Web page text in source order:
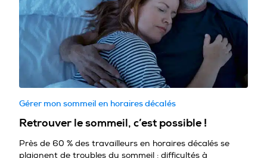
Gérer mon sommeil en horaires décalés
Retrouver le sommeil, c’est possible !
Près de 60 % des travailleurs en horaires décalés se
plaignent de troubles du sommeil : difficultés à